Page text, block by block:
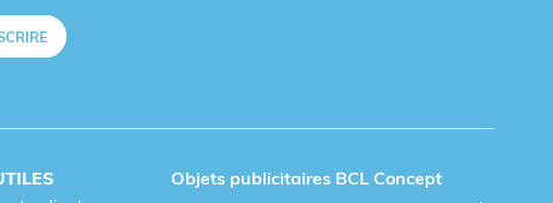
Objets publicitaires BCL Concept